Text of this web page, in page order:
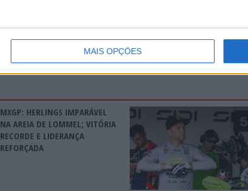
MAIS OPÇÕES
Romain Febvre Ruben Fernandez Thomas Kjer Olsen
MXGP: HERLINGS IMPARÁVEL
NA AREIA DE LOMMEL; VITÓRIA
RECORDE E LIDERANÇA
REFORÇADA